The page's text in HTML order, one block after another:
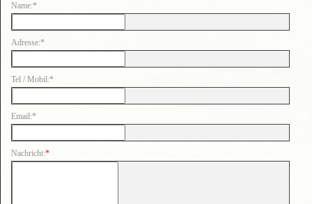
Name:*
Adresse:*
Tel / Mobil:*
Email:*
Nachricht:*